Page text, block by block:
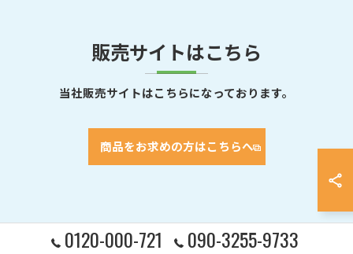
当社販売サイトはこちらになっております。
販売サイトはこちら
商品をお求めの方はこちらへ
0120-000-721 090-3255-9733